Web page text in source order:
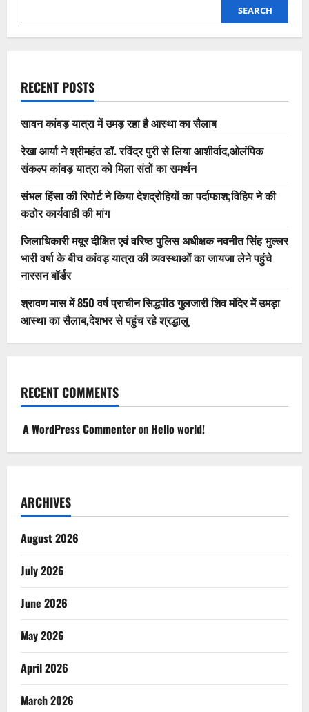
SEARCH
RECENT POSTS
सावन कांवड़ यात्रा में उमड़ रहा है आस्था का सैलाब
रेखा आर्या ने श्रीमहंत डॉ. रविंद्र पुरी से लिया आशीर्वाद,ओलंपिक
संकल्प कांवड़ यात्रा को मिला संतों का समर्थन
संभल हिंसा की रिपोर्ट ने किया देशद्रोहियों का पर्दाफाश;विहिप ने की
कठोर कार्यवाही की मांग
जिलाधिकारी मयूर दीक्षित एवं वरिष्ठ पुलिस अधीक्षक नवनीत सिंह भुल्लर
भारी वर्षा के बीच कांवड़ यात्रा की व्यवस्थाओं का जायजा लेने पहुंचे
नारसन बॉर्डर
श्रावण मास में 850 वर्ष प्राचीन सिद्धपीठ गुलजारी शिव मंदिर में उमड़ा
आस्था का सैलाब,देशभर से पहुंच रहे श्रद्धालु
RECENT COMMENTS
A WordPress Commenteron Hello world!
ARCHIVES
August 2026
July 2026
June 2026
May 2026
April 2026
March 2026